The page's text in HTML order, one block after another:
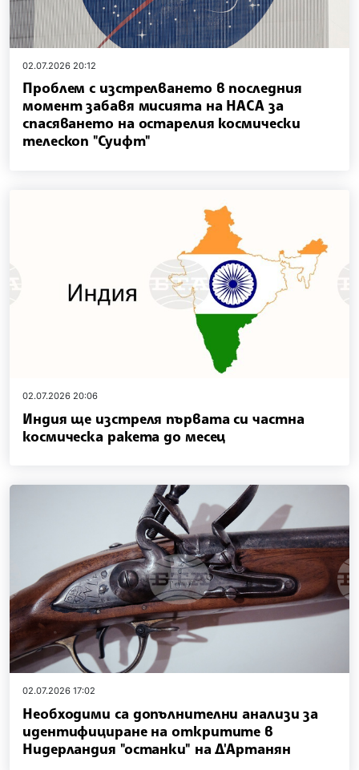
02.07.2026 20:12
Проблем с изстрелването в последния
момент забавя мисията на НАСА за
спасяването на остарелия космически
телескоп "Суифт"
02.07.2026 20:06
Индия ще изстреля първата си частна
космическа ракета до месец
02.07.2026 17:02
Необходими са допълнителни анализи за
идентифициране на откритите в
Нидерландия "останки" на Д'Артанян